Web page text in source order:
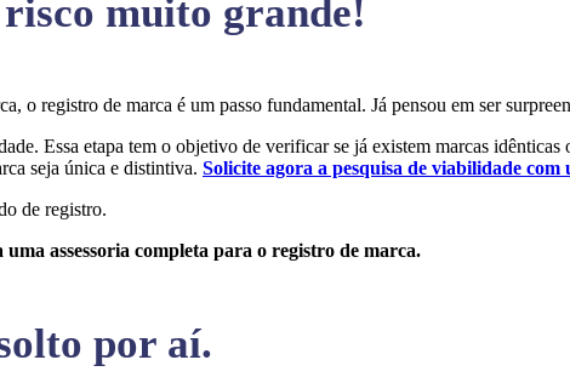
muito grande!
o registro de marca é um passo fundamental. Já pensou em ser
Essa etapa tem o objetivo de verificar se já existem marcas
seja única e distintiva. Solicite agora a pesquisa de viabilidade com
de registro.
assessoria completa para o registro de marca.
por aí.